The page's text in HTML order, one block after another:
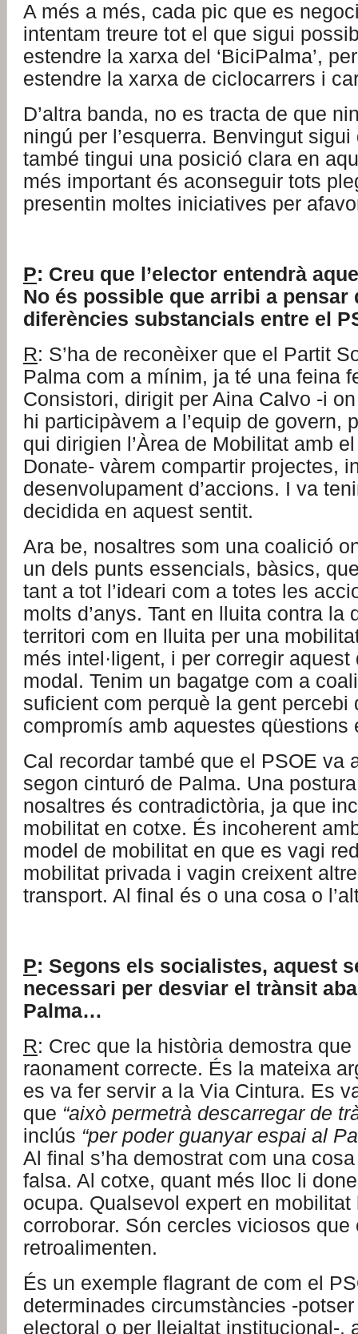
A més a més, cada pic que es
intentam treure tot el que sigui
estendre la xarxa del ‘BiciPalma’,
estendre la xarxa de ciclocarrers i
D’altra banda, no es tracta de que
ningú per l’esquerra. Benvingut
també tingui una posició clara en
més important és aconseguir tots
presentin moltes iniciatives per
P: Creu que l’elector entendrà
No és possible que arribi a pensar
diferències substancials entre el
R: S’ha de reconèixer que el Partit
Palma com a mínim, ja té una feina
Consistori, dirigit per Aina Calvo -i
hi participàvem a l’equip de govern,
qui dirigien l’Àrea de Mobilitat amb
Donate- vàrem compartir projectes,
desenvolupament d’accions. I va
decidida en aquest sentit.
Ara be, nosaltres som una coalició
un dels punts essencials, bàsics,
tant a tot l’ideari com a totes les
molts d’anys. Tant en lluita contra la
territori com en lluita per una
més intel·ligent, i per corregir
modal. Tenim un bagatge com a
suficient com perquè la gent percebi
compromís amb aquestes qüestions
Cal recordar també que el PSOE va
segon cinturó de Palma. Una
nosaltres és contradictòria, ja que
mobilitat en cotxe. És incoherent
model de mobilitat en que es vagi
mobilitat privada i vagin creixent
transport. Al final és o una cosa o
P: Segons els socialistes, aquest
necessari per desviar el trànsit
Palma…
R: Crec que la història demostra que
raonament correcte. És la mateixa
es va fer servir a la Via Cintura. Es
que “això permetrà descarregar de
inclús “per poder guanyar espai al
Al final s’ha demostrat com una
falsa. Al cotxe, quant més lloc li
ocupa. Qualsevol expert en mobilitat
corroborar. Són cercles viciosos que
retroalimenten.
És un exemple flagrant de com el
determinades circumstàncies -
electoral o per lleialtat institucional-,